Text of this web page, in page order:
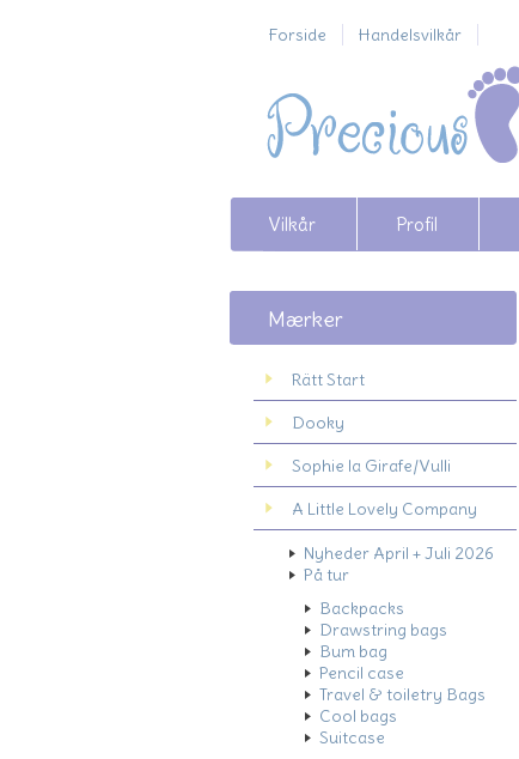
Forside Handelsvilkår
Vilkår Profil
Mærker
Rätt Start
Dooky
Sophie la Girafe/Vulli
A Little Lovely Company
Nyheder April + Juli 2026
På tur
Backpacks
Drawstring bags
Bum bag
Pencil case
Travel & toiletry Bags
Cool bags
Suitcase